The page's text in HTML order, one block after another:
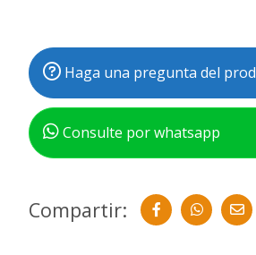
Haga una pregunta del
Consulte por whatsapp
Compartir: